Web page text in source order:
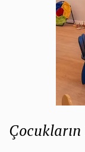
Çocukların